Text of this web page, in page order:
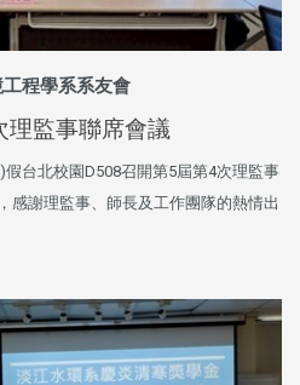
程學系系友會
理監事聯席會議
台北校園D508召開第5屆第4次理監事
感謝理監事、師長及工作團隊的熱情出